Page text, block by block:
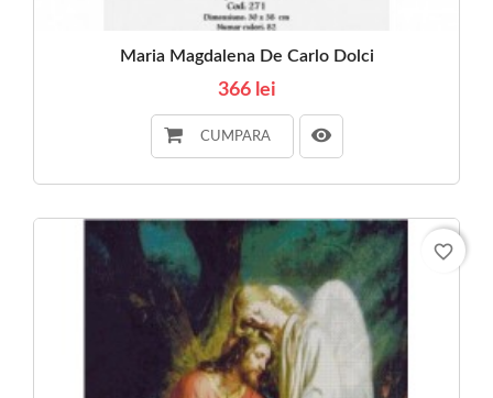
Maria Magdalena De Carlo Dolci
366 lei
CUMPARA
favorite_border